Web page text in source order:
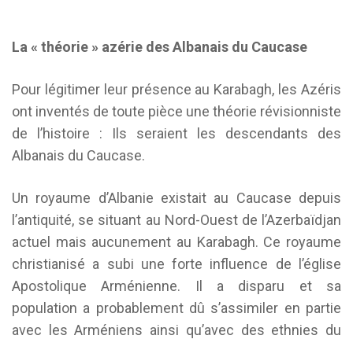
La « théorie » azérie des Albanais du Caucase
Pour légitimer leur présence au Karabagh, les Azéris
ont inventés de toute pièce une théorie révisionniste
de l’histoire : Ils seraient les descendants des
Albanais du Caucase.
Un royaume d’Albanie existait au Caucase depuis
l’antiquité, se situant au Nord-Ouest de l’Azerbaïdjan
actuel mais aucunement au Karabagh. Ce royaume
christianisé a subi une forte influence de l’église
Apostolique Arménienne. Il a disparu et sa
population a probablement dû s’assimiler en partie
avec les Arméniens ainsi qu’avec des ethnies du